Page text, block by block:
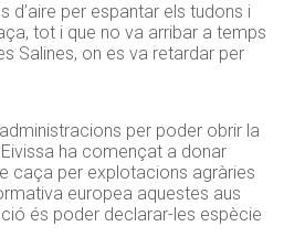
d’aire per espantar els tudons i
tot i que no va arribar a temps
Salines, on es va retardar per
per poder obrir la
ha començat a donar
caça per explotacions agràries
europea aquestes aus
és poder declarar-les espècie